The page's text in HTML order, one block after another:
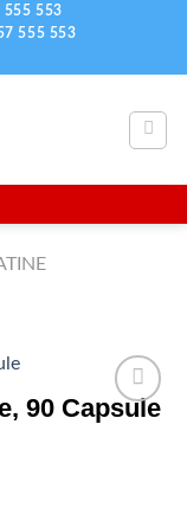
555 553
555 553
90 Capsule